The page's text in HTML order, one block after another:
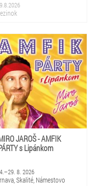
JAROŠ - AMFIK
s Lipánkom
8. 2026
Skalité, Námestovo